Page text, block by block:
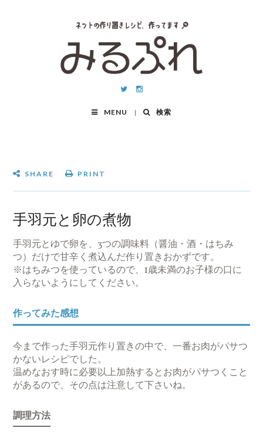
MENU 検索
SHARE PRINT
手羽元と卵の煮物
手羽元とゆで卵を、3つの調味料（醤油・酒・はちみ
つ）だけで甘辛く煮込んだ作り置きおかずです。
※はちみつを使っているので、1歳未満のお子様の口に
入らないようにしてください。
作ってみた感想
今まで作った手羽元作り置きの中で、一番お肉がパサつ
かないレシピでした。
温めなおす時に必要以上加熱するとお肉がパサつくこと
があるので、その点は注意して下さいね。
調理方法